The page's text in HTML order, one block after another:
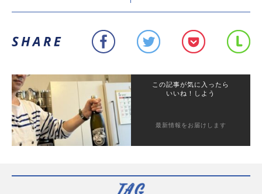
この記事が気に入ったら
いいね！しよう
最新情報をお届けします